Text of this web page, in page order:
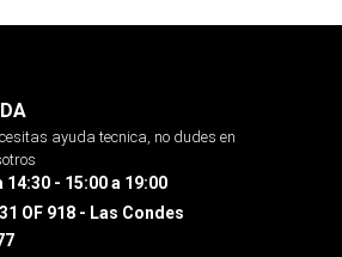
ayuda tecnica, no dudes en
14:30 - 15:00 a 19:00
OF 918 - Las Condes